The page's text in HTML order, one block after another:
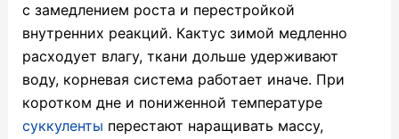
с замедлением роста и перестройкой
внутренних реакций. Кактус зимой медленно
расходует влагу, ткани дольше удерживают
воду, корневая система работает иначе. При
коротком дне и пониженной температуре
суккуленты перестают наращивать массу,